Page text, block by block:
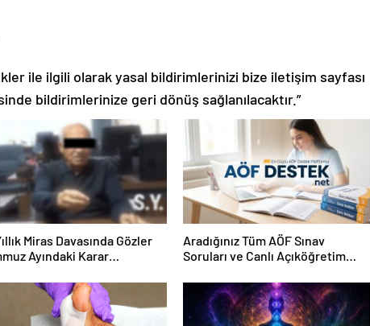
ile ilgili olarak yasal bildirimlerinizi bize iletişim sayfası
bildirimlerinize geri dönüş sağlanılacaktır.”
Miras Davasında Gözler
Ayındaki Karar
Aradığınız Tüm AÖF Sınav
Soruları ve Canlı Açıköğretim